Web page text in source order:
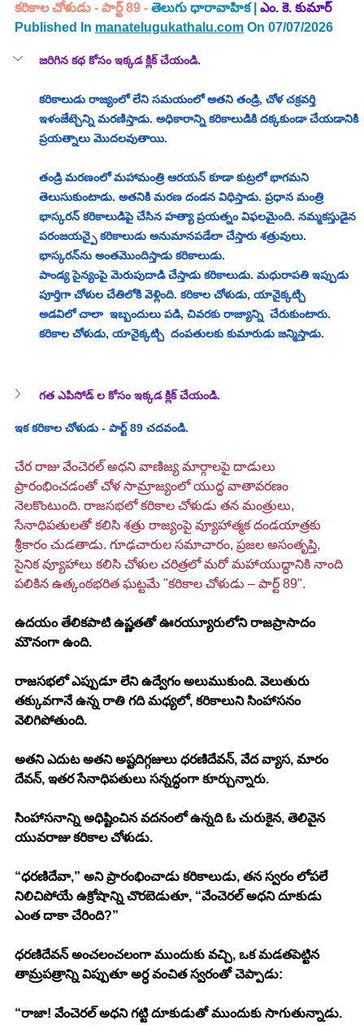
కరికాల చోళుడు - పార్ట్ 89 - తెలుగు ధారావాహిక | ఎం. కె. కుమార్
Published In manatelugukathalu.com On 07/07/2026
జరిగిన కథ కోసం ఇక్కడ క్లిక్ చేయండి.
కరికాలుడు రాజ్యంలో లేని సమయంలో అతని తండ్రి, చోళ చక్రవర్తి
ఇళంజేట్చెన్ని మరణిస్తాడు. అధికారాన్ని కరికాలుడికి దక్కకుండా చేయడానికి
ప్రయత్నాలు మొదలవుతాయి.
తండ్రి మరణంలో మహామంత్రి ఆరయన్ కూడా కుట్రలో భాగమని
తెలుసుకుంటాడు. అతనికి మరణ దండన విధిస్తాడు. ప్రధాన మంత్రి
భాస్కరన్‌ కరికాలుడిపై చేసిన హత్యా ప్రయత్నం విఫలమైంది. నమ్మకస్తుడైన
పరంజయన్పై కరికాలుడు అనుమానపడేలా చేస్తారు శత్రువులు.
భాస్కరన్‌ను అంతమొందిస్తాడు కరికాలుడు.
పాండ్య సైన్యంపై మెరుపుదాడి చేస్తాడు కరికాలుడు. మధురాపతి ఇప్పుడు
పూర్తిగా చోళుల చేతిలోకి వెళ్లింది. కరికాల చోళుడు, యానైక్కట్చి
అడవిలో చాలా  ఇబ్బందులు పడి, చివరకు రాజ్యాన్ని  చేరుకుంటారు.
కరికాల చోళుడు, యానైక్కట్చి  దంపతులకు కుమారుడు జన్మిస్తాడు.
గత ఎపిసోడ్ ల కోసం ఇక్కడ క్లిక్ చేయండి.
ఇక కరికాల చోళుడు - పార్ట్ 89 చదవండి.
చేర రాజు వేంచెరల్ అధని వాణిజ్య మార్గాలపై దాడులు
ప్రారంభించడంతో చోళ సామ్రాజ్యంలో యుద్ధ వాతావరణం
నెలకొంటుంది. రాజసభలో కరికాల చోళుడు తన మంత్రులు,
సేనాధిపతులతో కలిసి శత్రు రాజ్యంపై వ్యూహాత్మక దండయాత్రకు
శ్రీకారం చుడతాడు. గూఢచారుల సమాచారం, ప్రజల అసంతృప్తి,
సైనిక వ్యూహాలు కలిసి చోళుల చరిత్రలో మరో మహాయుద్ధానికి నాంది
పలికిన ఉత్కంఠభరిత ఘట్టమే "కరికాల చోళుడు – పార్ట్ 89".
ఉదయం తేలికపాటి ఉష్ణతతో ఊరయ్యూరులోని రాజప్రాసాదం
మౌనంగా ఉంది.
రాజసభలో ఎప్పుడూ లేని ఉద్వేగం అలుముకుంది. వెలుతురు
తక్కువగానే ఉన్న రాతి గది మధ్యలో, కరికాలుని సింహాసనం
వెలిగిపోతుంది.
అతని ఎదుట అతని అష్టదిగ్గజులు ధరణిదేవన్, వేద వ్యాస, మారం
దేవన్, ఇతర సేనాధిపతులు సన్నద్ధంగా కూర్చున్నారు.
సింహాసనాన్ని అధిష్టించిన వదనంలో ఉన్నది ఓ చురుకైన, తెలివైన
యువరాజు కరికాల చోళుడు.
“ధరణిదేవా,” అని ప్రారంభించాడు కరికాలుడు, తన స్వరం లోపలే
నిలిచిపోయే ఉక్రోషాన్ని చొరబెడుతూ, “వేంచెరల్ అధని దూకుడు
ఎంత దాకా చేరింది?”
ధరణిదేవన్ అంచలంచలంగా ముందుకు వచ్చి, ఒక మడతపెట్టిన
తామ్రపత్రాన్ని విప్పుతూ అర్ధ వంచిత స్వరంతో చెప్పాడు:
“రాజా! వేంచెరల్ అధని గట్టి దూకుడుతో ముందుకు సాగుతున్నాడు.